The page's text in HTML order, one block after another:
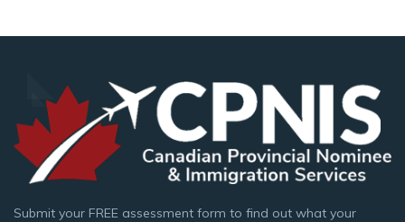
Submit your FREE assessment form to find out what your